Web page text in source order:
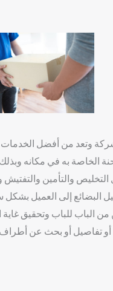
وتعد من أفضل
الخاصة به في مكانه
والتأمين والتفتيش
البضائع إلى العميل بشكل
للباب وتحقيق غاية
أو تفاصيل أو بحث عن